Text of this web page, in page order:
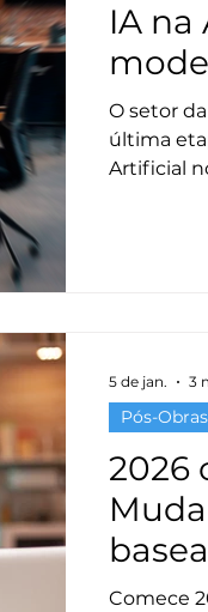
IA na
O setor
última
Artificial
2026
Comece
Pós-Obras
5 de jan. 3